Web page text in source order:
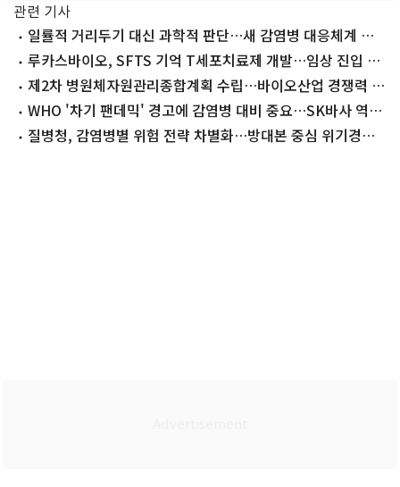
관련 기사
일률적 거리두기 대신 과학적 판단…새 감염병 대응체계 구
축한다
루카스바이오, SFTS 기억 T세포치료제 개발…임상 진입 추
진 제2차 병원체자원관리종합계획 수립…바이오산업 경쟁력 강
화 WHO '차기 팬데믹' 경고에 감염병 대비 중요…SK바사 역량
주목질병청, 감염병별 위험 전략 차별화…방대본 중심 위기경보